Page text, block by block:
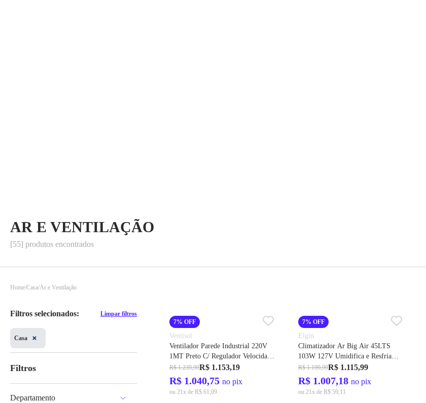
AR E VENTILAÇÃO
[55] produtos encontrados
Home Casa Ar e Ventilação
Filtros selecionados: Limpar filtros
Casa
Filtros
Departamento
7% OFF
Ventisol
Ventilador Parede Industrial 220V
1MT Preto C/ Regulador Velocidade
VPM1M2 1/2CV Ref.15599 -
Ventisol
R$ 1.239,99R$ 1.153,19
R$ 1.040,75 no pix
ou 21x de R$ 61,09
7% OFF
Elgin
Climatizador Ar Big Air 45LTS
103W 127V Umidifica e Resfria
Swing Automático e Manual Cód.
FBFN45M1NA – Elgin
R$ 1.199,99R$ 1.115,99
R$ 1.007,18 no pix
ou 21x de R$ 59,11